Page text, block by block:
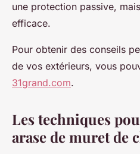
une protection passive,
efficace.
Pour obtenir des conseils
de vos extérieurs, vous
31grand.com.
Les techniques
arase de muret de